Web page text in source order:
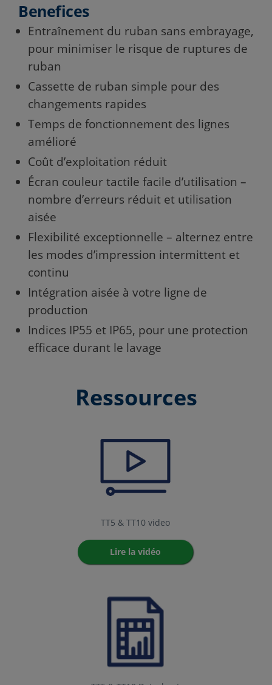
Benefices
Entraînement du ruban sans embrayage,
pour minimiser le risque de ruptures de
ruban
Cassette de ruban simple pour des
changements rapides
Temps de fonctionnement des lignes
amélioré
Coût d’exploitation réduit
Écran couleur tactile facile d’utilisation –
nombre d’erreurs réduit et utilisation
aisée
Flexibilité exceptionnelle – alternez entre
les modes d’impression intermittent et
continu
Intégration aisée à votre ligne de
production
Indices IP55 et IP65, pour une protection
efficace durant le lavage
Ressources
TT5 & TT10 video
Lire la vidéo